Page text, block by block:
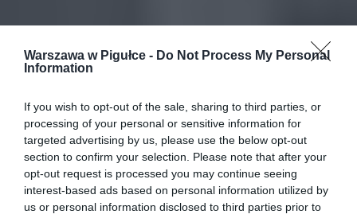
Warszawa w Pigułce - Do Not Process My Personal
Information
If you wish to opt-out of the sale, sharing to third parties, or
processing of your personal or sensitive information for
targeted advertising by us, please use the below opt-out
section to confirm your selection. Please note that after your
opt-out request is processed you may continue seeing
interest-based ads based on personal information utilized by
us or personal information disclosed to third parties prior to